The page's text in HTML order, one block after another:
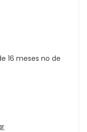
16 meses no de